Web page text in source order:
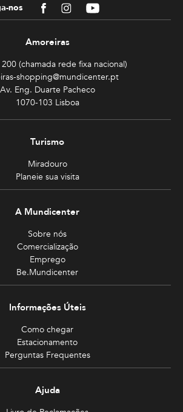
nos FacebookInstagramYoutube
Amoreiras
(chamada rede fixa nacional)
shopping@mundicenter.pt
Av. Eng. Duarte Pacheco
1070-103 Lisboa
Turismo
Miradouro
Planeie sua visita
A Mundicenter
Sobre nós
Comercialização
Emprego
Be.Mundicenter
Informações Úteis
Como chegar
Estacionamento
Perguntas Frequentes
Ajuda